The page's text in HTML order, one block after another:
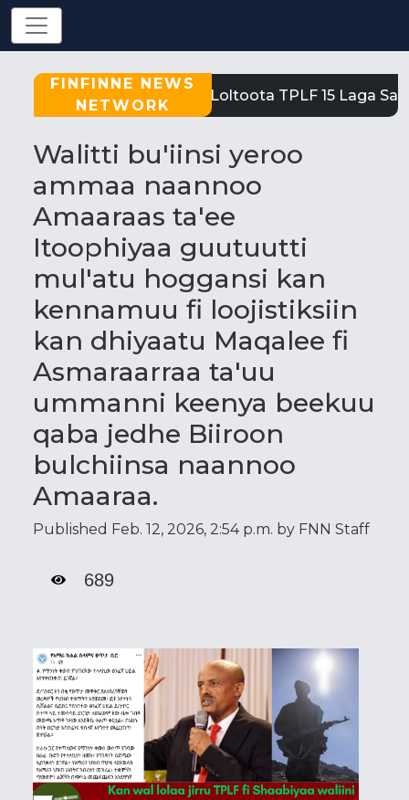
FINFINNE NEWS
NETWORK
Tigray: Reeffi Loltoota TPLF 15 Laga Satiit
Walitti bu'iinsi yeroo
ammaa naannoo
Amaaraas ta'ee
Itoophiyaa guutuutti
mul'atu hoggansi kan
kennamuu fi loojistiksiin
kan dhiyaatu Maqalee fi
Asmaraarraa ta'uu
ummanni keenya beekuu
qaba jedhe Biiroon
bulchiinsa naannoo
Amaaraa.
Published Feb. 12, 2026, 2:54 p.m. by FNN Staff
689